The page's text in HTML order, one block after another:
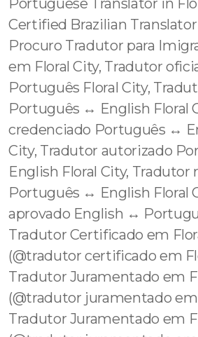
Portuguese Translator in
Certified Brazilian
Procuro Tradutor para
em Floral City, Tradutor
Português Floral City,
Português ↔️ English Floral
credenciado Português ↔️
City, Tradutor autorizado
English Floral City, Tradutor
Português ↔️ English Floral
aprovado English ↔️
Tradutor Certificado em
(@tradutor certificado em
Tradutor Juramentado em
(@tradutor juramentado
Tradutor Juramentado em